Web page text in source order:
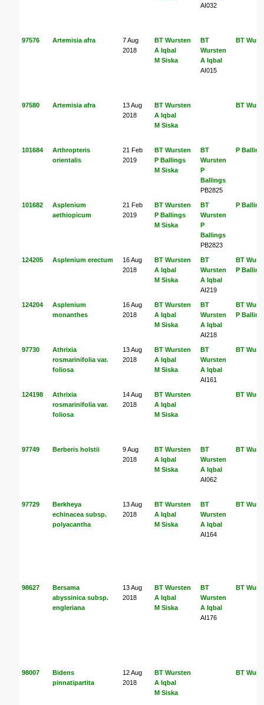
AI032
97576 Artemisia afra
7 Aug
2018
BT Wursten
A Iqbal
M Siska
BT
Wursten
A Iqbal
AI015
BT
97580 Artemisia afra
13 Aug
2018
BT Wursten
A Iqbal
M Siska
BT
101684
Arthropteris
orientalis
21 Feb
2019
BT Wursten
P Ballings
M Siska
BT
Wursten
P
Ballings
PB2825
P
101682
Asplenium
aethiopicum
21 Feb
2019
BT Wursten
P Ballings
M Siska
BT
Wursten
P
Ballings
PB2823
P
124205 Asplenium erectum
16 Aug
2018
BT Wursten
A Iqbal
M Siska
BT
Wursten
A Iqbal
AI219
BT
P
124204
Asplenium
monanthes
16 Aug
2018
BT Wursten
A Iqbal
M Siska
BT
Wursten
A Iqbal
AI218
BT
P
97730
Athrixia
rosmarinifolia var.
foliosa
13 Aug
2018
BT Wursten
A Iqbal
M Siska
BT
Wursten
A Iqbal
AI161
BT
124198
Athrixia
rosmarinifolia var.
foliosa
14 Aug
2018
BT Wursten
A Iqbal
M Siska
BT
97749 Berberis holstii
9 Aug
2018
BT Wursten
A Iqbal
M Siska
BT
Wursten
A Iqbal
AI062
BT
97729
Berkheya
echinacea subsp.
polyacantha
13 Aug
2018
BT Wursten
A Iqbal
M Siska
BT
Wursten
A Iqbal
AI164
BT
98627
Bersama
abyssinica subsp.
engleriana
13 Aug
2018
BT Wursten
A Iqbal
M Siska
BT
Wursten
A Iqbal
AI176
BT
98007
Bidens
pinnatipartita
12 Aug
2018
BT Wursten
A Iqbal
M Siska
BT